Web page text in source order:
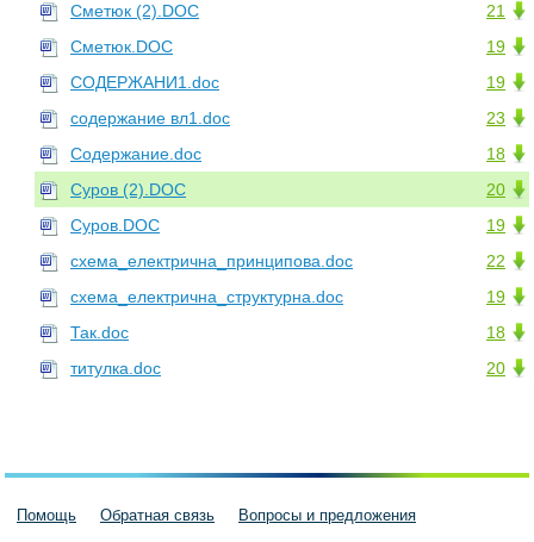
21
Сметюк (2).DOC
19
Сметюк.DOC
19
СОДЕРЖАНИ1.doc
23
содержание вл1.doc
18
Содержание.doc
20
Суров (2).DOC
19
Суров.DOC
22
схема_електрична_принципова.doc
19
схема_електрична_структурна.doc
18
Так.doc
20
титулка.doc
Помощь Обратная связь Вопросы и предложения